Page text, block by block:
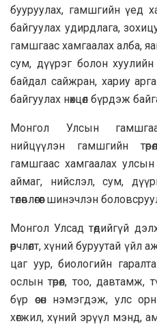
бууруулах, гамшгийн үед
байгуулах удирдлага,
гамшгаас хамгаалах алба,
сум, дүүрэг болон
байдал сайжран, хариу
байгуулах нөхцөл бүрдэж
Монгол Улсын гамшгаас
нийцүүлэн гамшгийн төрөл
гамшгаас хамгаалах
аймаг, нийслэл, сум,
төлөвлөгөөг шинэчлэн
Монгол Улсад төдийгүй
өөрчлөлт, хүний буруутай
цаг уур, биологийн
ослын төрөл, тоо, давтамж,
бүр өсөн нэмэгдэж, улс
хөгжил, хүний эрүүл мэнд, амь